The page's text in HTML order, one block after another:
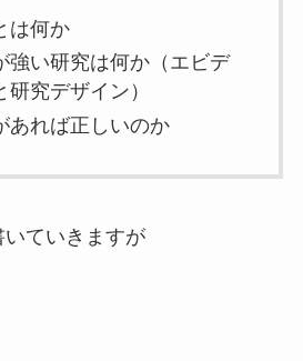
は何か
強い研究は何か（エビデ
究デザイン）
あれば正しいのか
ていきますが